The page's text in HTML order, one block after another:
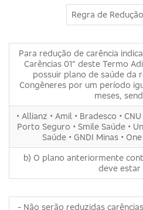
Regra de
Para redução de carência
Carências 01” deste Termo
possuir plano de saúde da
Congêneres por um período
meses,
• Allianz • Amil • Bradesco •
Porto Seguro • Smile Saúde •
Saúde • GNDI Minas •
b) O plano anteriormente
deve estar
- Não serão reduzidas